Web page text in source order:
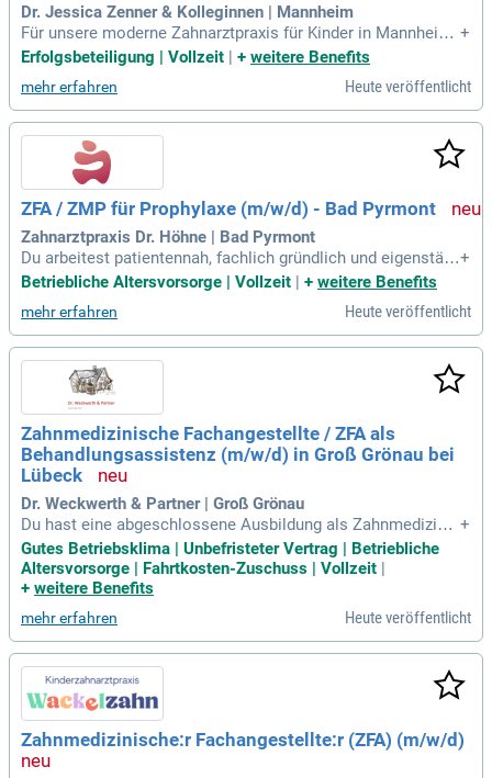
Dr. Jessica Zenner & Kolleginnen | Mannheim
Für unsere moderne Zahnarztpraxis für Kinder in Mannheim
suchen wir eine/n Auszubildende/n zur/zum Zahnmedizinisc
hen Fachangestellten; ZFA (m/w/d). Ausbildungsstart: Augu
st/September 2026.
+
Erfolgsbeteiligung | Vollzeit | + weitere Benefits
mehr erfahren Heute veröffentlicht
ZFA / ZMP für Prophylaxe (m/w/d) - Bad Pyrmont
Zahnarztpraxis Dr. Höhne | Bad Pyrmont
Du arbeitest patientennah, fachlich gründlich und eigenstän
dig – mit Zeit, Struktur und einem Team, das Qualität vor He
+
Betriebliche Altersvorsorge | Vollzeit | + weitere Benefits
mehr erfahren Heute veröffentlicht
Zahnmedizinische Fachangestellte / ZFA als
Behandlungsassistenz (m/w/d) in Groß Grönau bei
Lübeck
Dr. Weckwerth & Partner | Groß Grönau
Du hast eine abgeschlossene Ausbildung als Zahnmedizinis
che Fachangestellte / ZFA oder Zahnarzthelferin. Du bist fre
undlich, zuverlässig und hast Freude am Umgang mit Patien
tinnen und Patienten.
+
Gutes Betriebsklima | Unbefristeter Vertrag | Betriebliche
Altersvorsorge | Fahrtkosten-Zuschuss | Vollzeit
+ weitere Benefits
mehr erfahren Heute veröffentlicht
Zahnmedizinische:r Fachangestellte:r (ZFA) (m/w/d)